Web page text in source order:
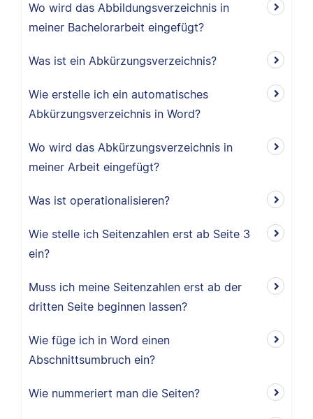
Wo wird das Abbildungsverzeichnis in
meiner Bachelorarbeit eingefügt?
Was ist ein Abkürzungsverzeichnis?
Wie erstelle ich ein automatisches
Abkürzungsverzeichnis in Word?
Wo wird das Abkürzungsverzeichnis in
meiner Arbeit eingefügt?
Was ist operationalisieren?
Wie stelle ich Seitenzahlen erst ab Seite 3
ein?
Muss ich meine Seitenzahlen erst ab der
dritten Seite beginnen lassen?
Wie füge ich in Word einen
Abschnittsumbruch ein?
Wie nummeriert man die Seiten?